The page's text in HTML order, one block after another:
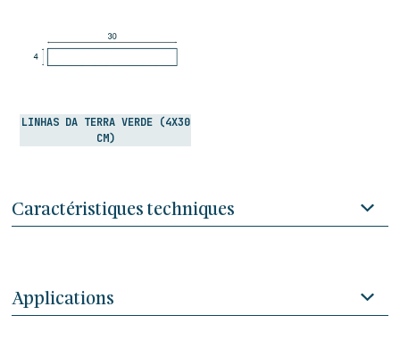
LINHAS DA TERRA VERDE (4X30
CM)
Caractéristiques techniques
Applications